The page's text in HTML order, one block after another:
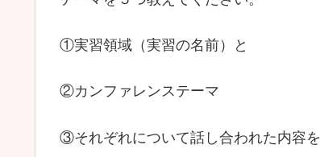
①実習領域（実習の名前）と
②カンファレンステーマ
③それぞれについて話し合われた内容を